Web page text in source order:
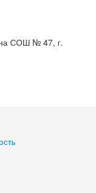
СОШ № 47, г.